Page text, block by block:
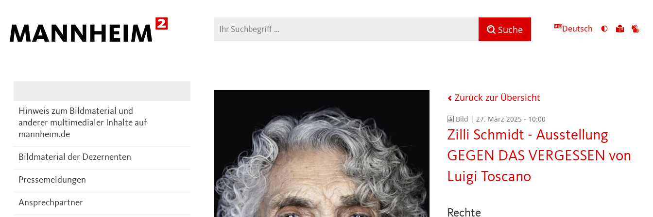
Suche Suche Deutsch
Ansicht
Zu
Hinweis zum Bildmaterial und
anderer multimedialer Inhalte auf
mannheim.de
Bildmaterial der Dezernenten
Pressemeldungen
Ansprechpartner
Zurück zur Übersicht
Bild |27. März 2025 - 10:00
Zilli Schmidt - Ausstellung
GEGEN DAS VERGESSEN von
Luigi Toscano
Rechte